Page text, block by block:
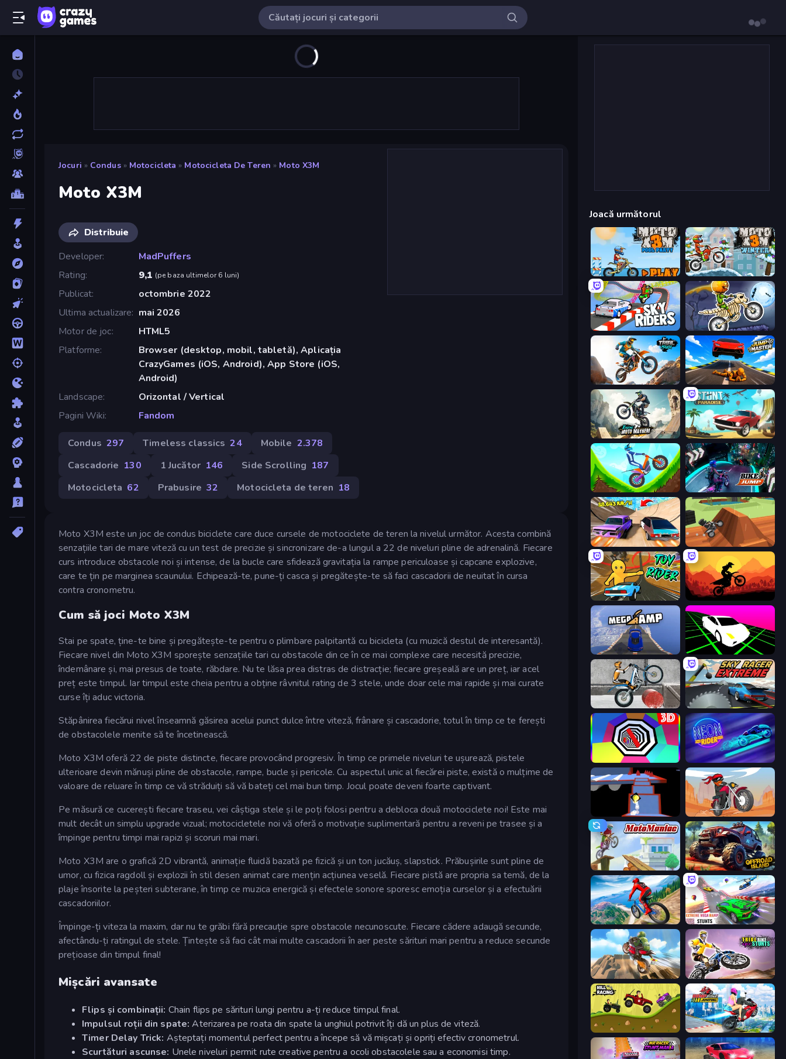
Jocuri » Condus » Motocicleta » Motocicleta De Teren » Moto X3M
Moto X3M
Distribuie
Developer
MadPuffers
Rating
9,1 (pe baza ultimelor 6 luni)
Publicat
octombrie 2022
Ultima actualizare
mai 2026
Motor de joc
HTML5
Platforme
Browser (desktop, mobil, tabletă), Aplicația
CrazyGames (iOS, Android), App Store (iOS,
Android)
Landscape
Orizontal / Vertical
Pagini Wiki
Fandom
Condus 297 Timeless classics 24 Mobile 2.378
Cascadorie 130 1 Jucător 146 Side Scrolling 187
Motocicleta 62 Prabusire 32 Motocicleta de teren 18
Moto X3M este un joc de condus biciclete care duce cursele de motociclete de teren la nivelul următor. Acesta combină
senzațiile tari de mare viteză cu un test de precizie și sincronizare de-a lungul a 22 de niveluri pline de adrenalină. Fiecare
curs introduce obstacole noi și intense, de la bucle care sfidează gravitația la rampe periculoase și capcane explozive,
care te țin pe marginea scaunului. Echipează-te, pune-ți casca și pregătește-te să faci cascadorii de neuitat în cursa
contra cronometru.
Cum să joci Moto X3M
Stai pe spate, ține-te bine și pregătește-te pentru o plimbare palpitantă cu bicicleta (cu muzică destul de interesantă).
Fiecare nivel din Moto X3M sporește senzațiile tari cu obstacole din ce în ce mai complexe care necesită precizie,
îndemânare și, mai presus de toate, răbdare. Nu te lăsa prea distras de distracție; fiecare greșeală are un preț, iar acel
preț este timpul. Iar timpul este cheia pentru a obține râvnitul rating de 3 stele, unde doar cele mai rapide și mai curate
curse îți aduc victoria.
Stăpânirea fiecărui nivel înseamnă găsirea acelui punct dulce între viteză, frânare și cascadorie, totul în timp ce te ferești
de obstacolele menite să te încetinească.
Moto X3M oferă 22 de piste distincte, fiecare provocând progresiv. În timp ce primele niveluri te ușurează, pistele
ulterioare devin mănuși pline de obstacole, rampe, bucle și pericole. Cu aspectul unic al fiecărei piste, există o mulțime de
valoare de reluare în timp ce vă străduiți să vă bateți cel mai bun timp. Jocul poate deveni foarte captivant.
Pe măsură ce cucerești fiecare traseu, vei câștiga stele și le poți folosi pentru a debloca două motociclete noi! Este mai
mult decât un simplu upgrade vizual; motocicletele noi vă oferă o motivație suplimentară pentru a reveni pe trasee și a
împinge pentru timpi mai rapizi și scoruri mai mari.
Moto X3M are o grafică 2D vibrantă, animație fluidă bazată pe fizică și un ton jucăuș, slapstick. Prăbușirile sunt pline de
umor, cu fizica ragdoll și explozii în stil desen animat care mențin acțiunea veselă. Fiecare pistă are propria sa temă, de la
plaje însorite la peșteri subterane, în timp ce muzica energică și efectele sonore sporesc emoția curselor și a efectuării
cascadoriilor.
Împinge-ți viteza la maxim, dar nu te grăbi fără precauție spre obstacole necunoscute. Fiecare cădere adaugă secunde,
afectându-ți ratingul de stele. Țintește să faci cât mai multe cascadorii în aer peste sărituri mari pentru a reduce secunde
prețioase din timpul final!
Mișcări avansate
Flips și combinații: Chain flips pe sărituri lungi pentru a-ți reduce timpul final.
Impulsul roții din spate:Aterizarea pe roata din spate la unghiul potrivit îți dă un plus de viteză.
Timer Delay Trick: Așteptați momentul perfect pentru a începe să vă mișcați și opriți efectiv cronometrul.
Scurtături ascunse: Unele niveluri permit rute creative pentru a ocoli obstacolele sau a economisi timp.
Joacă următorul
Moto X3M 5: Pool Party Moto X3M 4 Winter
Sky Riders Moto X3M 6: Spooky Land
Trial Mania Jump Master: Car Racing
Xtreme Moto Mayhem Stunt Paradise
Hill Climb on Moto Bike Bike Jump
Turbo Cars: Pipe Stunts Blocky Trials
Toy Rider Sunset Bike Racing
Mega Ramp Car Stunt Slope Car
Trials Ice Ride Sky Racer Extreme
Color Tunnel Neon Rider
Ice Dodo Stickman Moto Race Extreme
Moto Maniac Offroad Island
Riders Downhill Racing Impossible Mega Ramp Car Stunt
Cartoon Moto Stunt Trial Bike Epic Stunts
Hill Racing Ramp Bike Jumping